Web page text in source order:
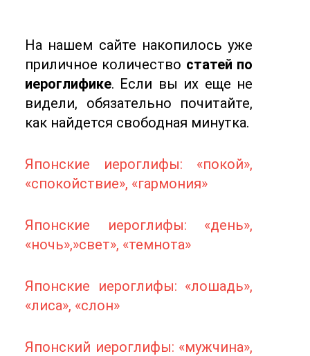
На нашем сайте накопилось уже
приличное количество статей по
иероглифике. Если вы их еще не
видели, обязательно почитайте,
как найдется свободная минутка.
Японские иероглифы: «покой»,
«спокойствие», «гармония»
Японские иероглифы: «день»,
«ночь»,»свет», «темнота»
Японские иероглифы: «лошадь»,
«лиса», «слон»
Японский иероглифы: «мужчина»,